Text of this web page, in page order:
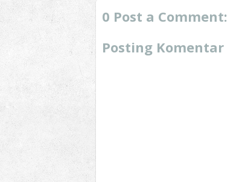
0 Post a Comment:
Posting Komentar